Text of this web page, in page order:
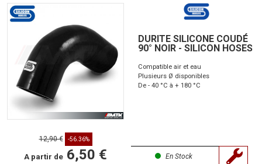
DURITE SILICONE COUDÉ
90° NOIR - SILICON HOSES
Compatible air et eau
Plusieurs Ø disponibles
De - 40 °C à + 180 °C
12,90 € -56.36%
A partir de 6,50 € En Stock